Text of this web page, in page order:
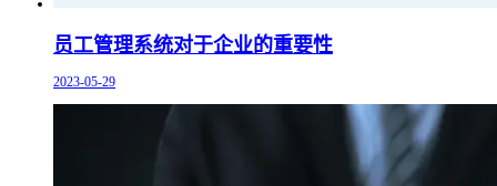
员工管理系统对于企业的重要性
2023-05-29